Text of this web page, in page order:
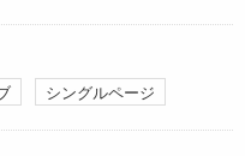
シングルページ